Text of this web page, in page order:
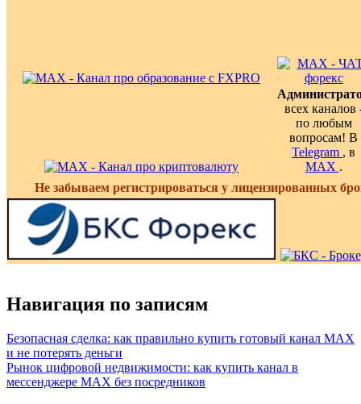
всех каналов
по любым
вопросам! В
Telegram , в
MAX .
Не забываем регистрироваться у лицензированных
Навигация по записям
Безопасная сделка: как правильно купить готовый канал MAX
и не потерять деньги
Рынок цифровой недвижимости: как купить канал в
мессенджере MAX без посредников